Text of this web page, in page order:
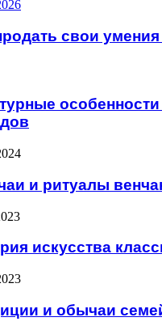
свои умения
и ритуалы
искусства
и обычаи